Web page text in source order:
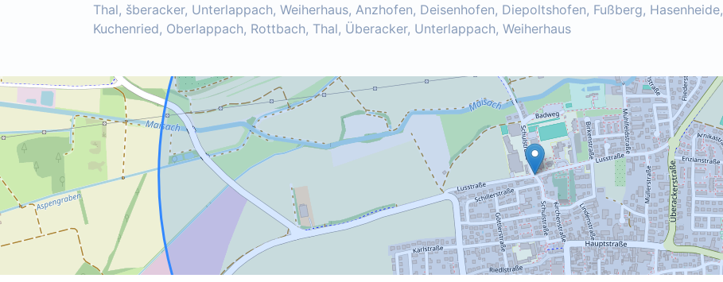
Thal, šberacker, Unterlappach, Weiherhaus, Anzhofen, Deisenhofen, Diepoltshofen, Fußberg, Hasenheide,
Kuchenried, Oberlappach, Rottbach, Thal, Überacker, Unterlappach, Weiherhaus